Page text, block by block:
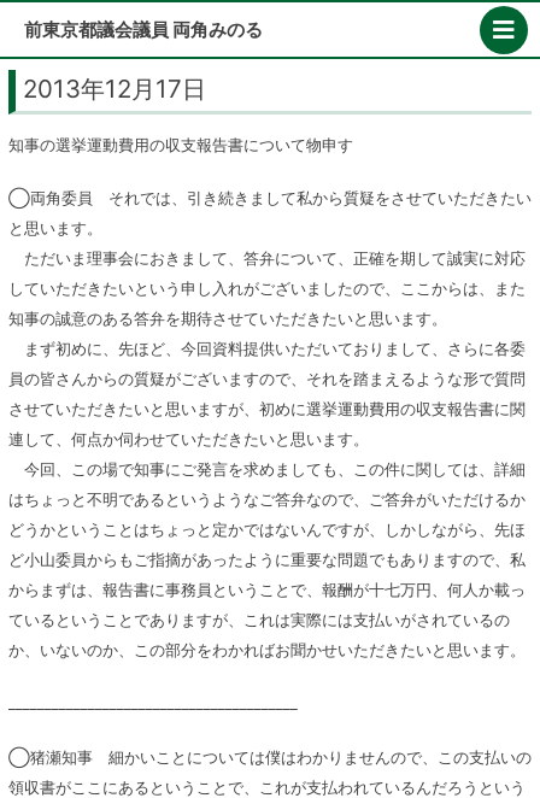
content
前東京都議会議員 両角みのる
2013年12月17日
知事の選挙運動費用の収支報告書について物申す
◯両角委員 それでは、引き続きまして私から質疑をさせていただきたい
と思います。
ただいま理事会におきまして、答弁について、正確を期して誠実に対応
していただきたいという申し入れがございましたので、ここからは、また
知事の誠意のある答弁を期待させていただきたいと思います。
まず初めに、先ほど、今回資料提供いただいておりまして、さらに各委
員の皆さんからの質疑がございますので、それを踏まえるような形で質問
させていただきたいと思いますが、初めに選挙運動費用の収支報告書に関
連して、何点か伺わせていただきたいと思います。
今回、この場で知事にご発言を求めましても、この件に関しては、詳細
はちょっと不明であるというようなご答弁なので、ご答弁がいただけるか
どうかということはちょっと定かではないんですが、しかしながら、先ほ
ど小山委員からもご指摘があったように重要な問題でもありますので、私
からまずは、報告書に事務員ということで、報酬が十七万円、何人か載っ
ているということでありますが、これは実際には支払いがされているの
か、いないのか、この部分をわかればお聞かせいただきたいと思います。
◯猪瀬知事 細かいことについては僕はわかりませんので、この支払いの
領収書がここにあるということで、これが支払われているんだろうという